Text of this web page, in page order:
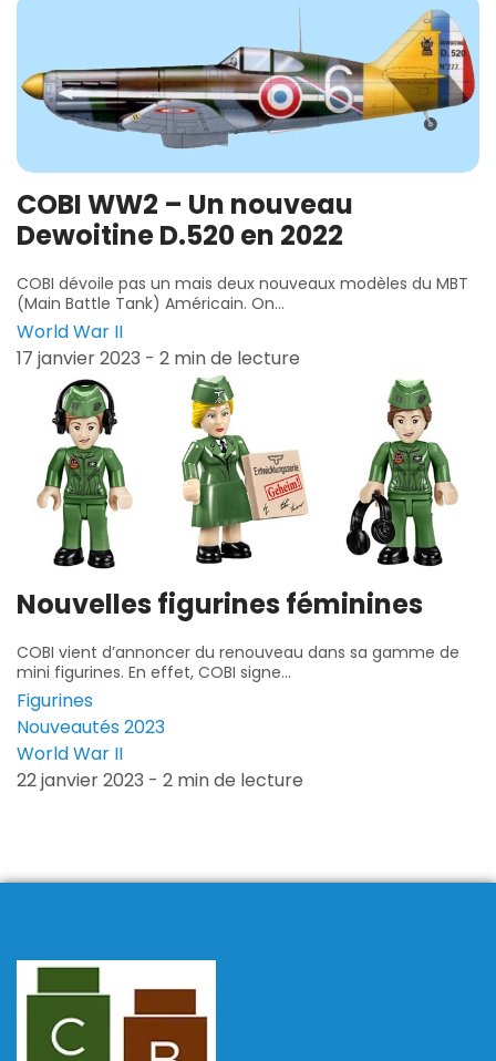
COBI WW2 – Un nouveau
Dewoitine D.520 en 2022
COBI dévoile pas un mais deux nouveaux modèles du MBT
(Main Battle Tank) Américain. On...
World War II
17 janvier 2023 - 2 min de lecture
Nouvelles figurines féminines
COBI vient d’annoncer du renouveau dans sa gamme de
mini figurines. En effet, COBI signe...
Figurines
Nouveautés 2023
World War II
22 janvier 2023 - 2 min de lecture